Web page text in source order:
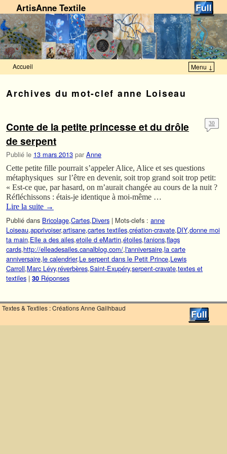
ArtisAnne Textile
Accueil Menu ↓
Archives du mot-clef anne Loiseau
Conte de la petite princesse et du drôle
de serpent
Publié le 13 mars 2013 par Anne
30
Cette petite fille pourrait s’appeler Alice, Alice et ses questions
métaphysiques sur l’être en devenir, soit trop grand soit trop petit:
« Est-ce que, par hasard, on m’aurait changée au cours de la nuit ?
Réfléchissons : étais-je identique à moi-même …
Lire la suite →
Publié dans Bricolage,Cartes,Divers | Mots-clefs : anne
Loiseau,apprivoiser,artisane,cartes textiles,création-cravate,DIY,donne moi
ta main,Elle a des ailes,etoile d eMartin,étoiles,fanions,flags
cards,http://elleadesailes.canalblog.com/,l'anniversaire,la carte
anniversaire,le calendrier,Le serpent dans le Petit Prince,Lewis
Carroll,Marc Lévy,réverbères,Saint-Exupéry,serpent-cravate,textes et
textiles | 30 Réponses
Textes & Textiles : Créations Anne Gailhbaud